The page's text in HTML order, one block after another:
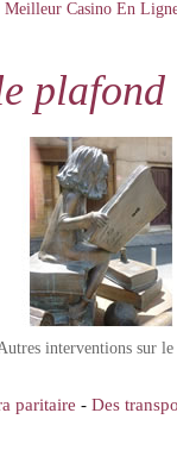
Meilleur Casino En
plafond
paritaire - Des
interventions sur le